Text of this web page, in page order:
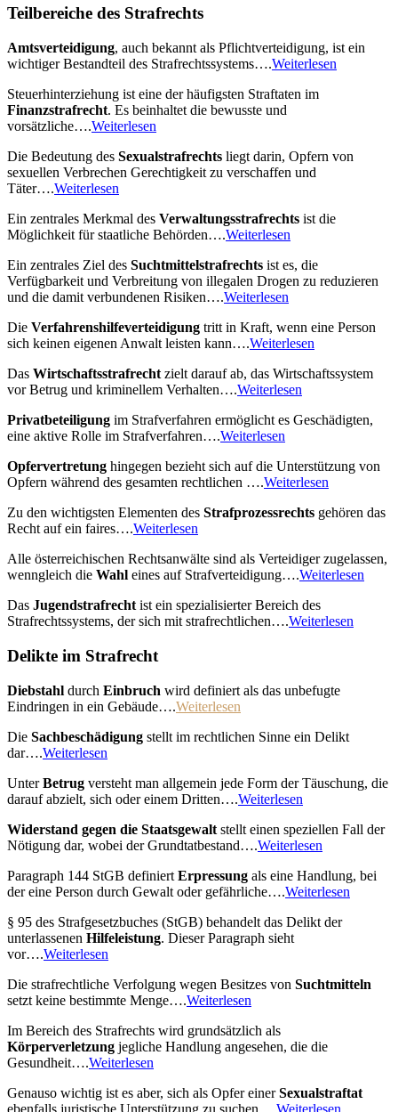
Teilbereiche des Strafrechts​
Amtsverteidigung, auch bekannt als Pflichtverteidigung, ist ein
wichtiger Bestandteil des Strafrechtssystems….Weiterlesen
Steuerhinterziehung ist eine der häufigsten Straftaten im
Finanzstrafrecht. Es beinhaltet die bewusste und
vorsätzliche….Weiterlesen
Die Bedeutung des Sexualstrafrechts liegt darin, Opfern von
sexuellen Verbrechen Gerechtigkeit zu verschaffen und
Täter….Weiterlesen
Ein zentrales Merkmal des Verwaltungsstrafrechts ist die
Möglichkeit für staatliche Behörden….Weiterlesen
Ein zentrales Ziel des Suchtmittelstrafrechts ist es, die
Verfügbarkeit und Verbreitung von illegalen Drogen zu reduzieren
und die damit verbundenen Risiken….Weiterlesen
Die Verfahrenshilfeverteidigung tritt in Kraft, wenn eine Person
sich keinen eigenen Anwalt leisten kann….Weiterlesen
Das Wirtschaftsstrafrecht zielt darauf ab, das Wirtschaftssystem
vor Betrug und kriminellem Verhalten….Weiterlesen
Privatbeteiligung im Strafverfahren ermöglicht es Geschädigten,
eine aktive Rolle im Strafverfahren….Weiterlesen
Opfervertretung hingegen bezieht sich auf die Unterstützung von
Opfern während des gesamten rechtlichen ….Weiterlesen
Zu den wichtigsten Elementen des Strafprozessrechts gehören das
Recht auf ein faires….Weiterlesen
Alle österreichischen Rechtsanwälte sind als Verteidiger zugelassen,
wenngleich die Wahl eines auf Strafverteidigung….Weiterlesen
Das Jugendstrafrecht ist ein spezialisierter Bereich des
Strafrechtssystems, der sich mit strafrechtlichen….Weiterlesen
Delikte im Strafrecht​
Diebstahl durch Einbruch wird definiert als das unbefugte
Eindringen in ein Gebäude….Weiterlesen
Die Sachbeschädigung stellt im rechtlichen Sinne ein Delikt
dar….Weiterlesen
UnterBetrug versteht man allgemein jede Form der Täuschung, die
darauf abzielt, sich oder einem Dritten….Weiterlesen
Widerstand gegen die Staatsgewalt stellt einen speziellen Fall der
Nötigung dar, wobei der Grundtatbestand….Weiterlesen
Paragraph 144 StGB definiert Erpressung als eine Handlung, bei
der eine Person durch Gewalt oder gefährliche….Weiterlesen
§ 95 des Strafgesetzbuches (StGB) behandelt das Delikt der
unterlassenen Hilfeleistung. Dieser Paragraph sieht
vor….Weiterlesen
Die strafrechtliche Verfolgung wegen Besitzes von Suchtmitteln
setzt keine bestimmte Menge….Weiterlesen
Im Bereich des Strafrechts wird grundsätzlich als
Körperverletzung jegliche Handlung angesehen, die die
Gesundheit….Weiterlesen
Genauso wichtig ist es aber, sich als Opfer einerSexualstraftat
ebenfalls juristische Unterstützung zu suchen…. Weiterlesen